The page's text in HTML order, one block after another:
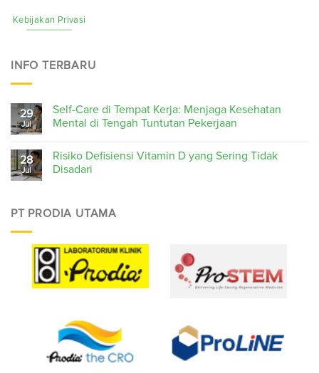
Kebijakan Privasi
INFO TERBARU
29
Jul
Self-Care di Tempat Kerja: Menjaga Kesehatan
Mental di Tengah Tuntutan Pekerjaan
28
Jul
Risiko Defisiensi Vitamin D yang Sering Tidak
Disadari
PT PRODIA UTAMA